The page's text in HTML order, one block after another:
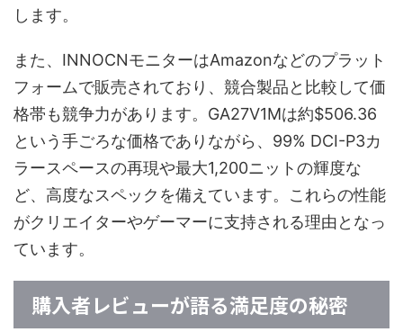
します。
また、INNOCNモニターはAmazonなどのプラット
フォームで販売されており、競合製品と比較して価
格帯も競争力があります。GA27V1Mは約$506.36
という手ごろな価格でありながら、99% DCI-P3カ
ラースペースの再現や最大1,200ニットの輝度な
ど、高度なスペックを備えています。これらの性能
がクリエイターやゲーマーに支持される理由となっ
ています。
購入者レビューが語る満足度の秘密